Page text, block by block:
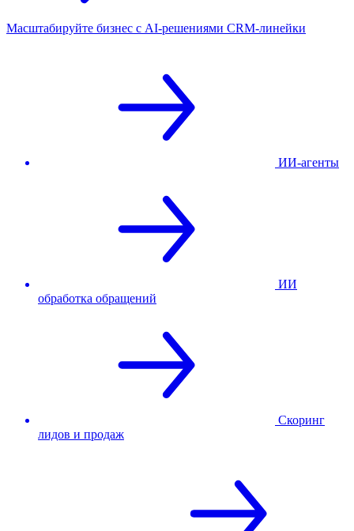
Масштабируйте бизнес с AI‑решениями CRM‑линейки
ИИ-агенты
ИИ
обработка обращений
Скоринг
лидов и продаж